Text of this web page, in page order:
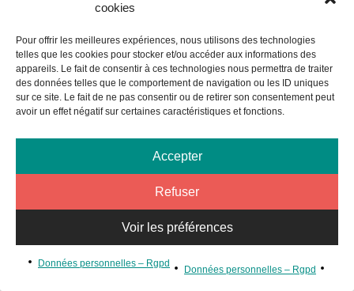
cookies
Pour offrir les meilleures expériences, nous utilisons des technologies
telles que les cookies pour stocker et/ou accéder aux informations des
appareils. Le fait de consentir à ces technologies nous permettra de traiter
des données telles que le comportement de navigation ou les ID uniques
sur ce site. Le fait de ne pas consentir ou de retirer son consentement peut
avoir un effet négatif sur certaines caractéristiques et fonctions.
Accepter
Refuser
Voir les préférences
Données personnelles – Rgpd
Données personnelles – Rgpd
JOSÉ-DANIEL, REVIENS !